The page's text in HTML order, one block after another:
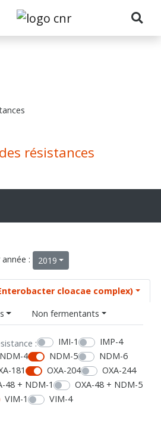
résistances
année : 2019
cloacae complex)
Non fermentants
: IMI-1
IMP-4
NDM-4 NDM-5
NDM-6
181 OXA-204
OXA-244
48 + NDM-1
OXA-48 + NDM-5
VIM-1
VIM-4